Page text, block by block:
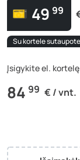
49 99
Su kortele sutaupote
Įsigykite el.
84 99 € / vnt.